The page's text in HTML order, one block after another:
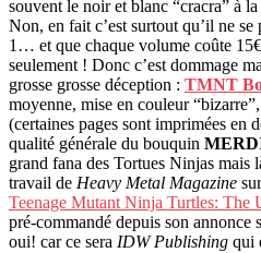
souvent le noir et blanc “cracra” à
Non, en fait c’est surtout qu’il ne se
1… et que chaque volume coûte
seulement ! Donc c’est dommage
grosse grosse déception : TMNT
moyenne, mise en couleur
(certaines pages sont imprimées en
qualité générale du bouquin
grand fana des Tortues Ninjas mais
travail de Heavy Metal Magazine
Teenage Mutant Ninja Turtles: The
pré-commandé depuis son
oui! car ce sera IDW Publishing qui